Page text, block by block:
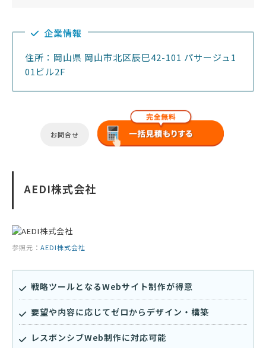
企業情報
住所：岡山県 岡山市北区辰巳42-101 パサージュ1
01ビル2F
お問合せ
AEDI株式会社
参照元： AEDI株式会社
戦略ツールとなるWebサイト制作が得意
要望や内容に応じてゼロからデザイン・構築
レスポンシブWeb制作に対応可能